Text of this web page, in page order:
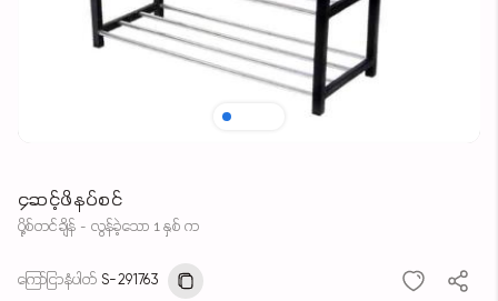
၄ဆင့်ဖိနပ်စင်
ပို့စ်တင်ချိန် - လွန်ခဲ့သော 1 နှစ် က
ကြော်ငြာနံပါတ် S-291763